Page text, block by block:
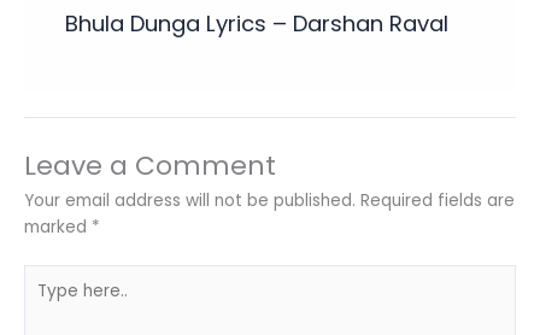
Bhula Dunga Lyrics – Darshan Raval
Leave a Comment
Your email address will not be published. Required fields are
marked *
here..